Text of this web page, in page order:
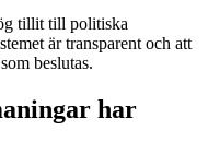
tillit till politiska
är transparent och att
beslutas.
har